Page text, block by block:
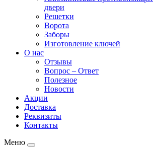
двери
Решетки
Ворота
Заборы
Изготовление ключей
О нас
Отзывы
Вопрос – Ответ
Полезное
Новости
Акции
Доставка
Реквизиты
Контакты
Меню